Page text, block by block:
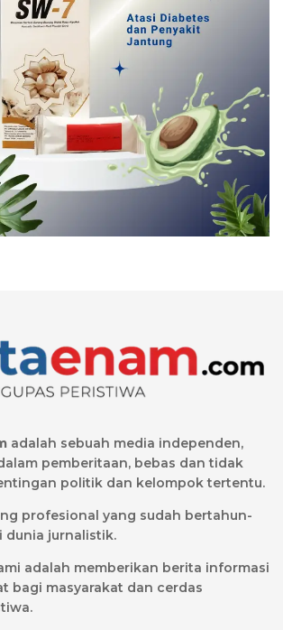
adalah sebuah media independen,
pemberitaan, bebas dan tidak
politik dan kelompok tertentu.
profesional yang sudah bertahun-
dunia jurnalistik.
adalah memberikan berita informasi
bagi masyarakat dan cerdas